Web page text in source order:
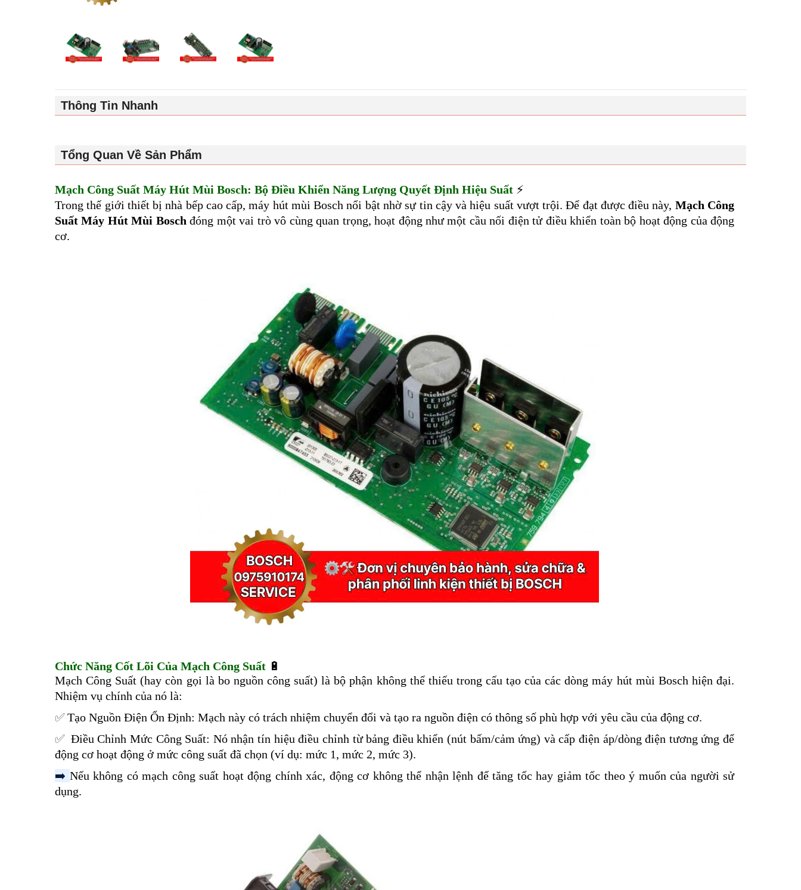
Thông Tin Nhanh
Tổng Quan Về Sản Phẩm
Mạch Công Suất Máy Hút Mùi Bosch: Bộ Điều Khiển Năng Lượng Quyết Định Hiệu Suất ⚡
Trong thế giới thiết bị nhà bếp cao cấp, máy hút mùi Bosch nổi bật nhờ sự tin cậy và hiệu suất vượt trội. Để đạt được điều này, Mạch Công
Suất Máy Hút Mùi Bosch đóng một vai trò vô cùng quan trọng, hoạt động như một cầu nối điện tử điều khiển toàn bộ hoạt động của động
cơ.
Chức Năng Cốt Lõi Của Mạch Công Suất 🔋
Mạch Công Suất (hay còn gọi là bo nguồn công suất) là bộ phận không thể thiếu trong cấu tạo của các dòng máy hút mùi Bosch hiện đại.
Nhiệm vụ chính của nó là:
✅️Tạo Nguồn Điện Ổn Định: Mạch này có trách nhiệm chuyển đổi và tạo ra nguồn điện có thông số phù hợp với yêu cầu của động cơ.
✅️ Điều Chỉnh Mức Công Suất: Nó nhận tín hiệu điều chỉnh từ bảng điều khiển (nút bấm/cảm ứng) và cấp điện áp/dòng điện tương ứng để
động cơ hoạt động ở mức công suất đã chọn (ví dụ: mức 1, mức 2, mức 3).
➡️ Nếu không có mạch công suất hoạt động chính xác, động cơ không thể nhận lệnh để tăng tốc hay giảm tốc theo ý muốn của người sử
dụng.